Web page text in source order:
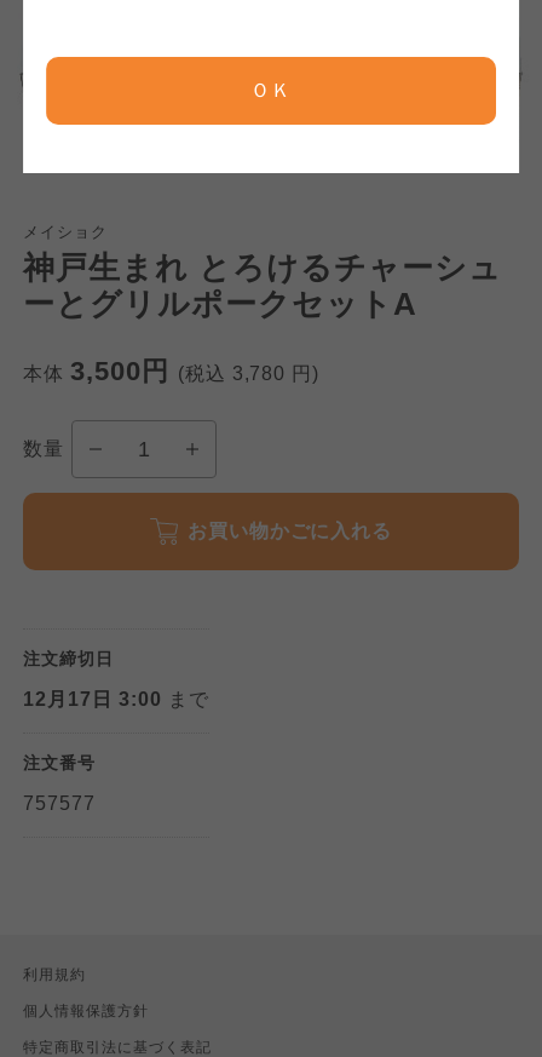
ＯＫ
メイショク
神戸生まれ とろけるチャーシュ
ーとグリルポークセットA
本体 3,500円 (税込 3,780 円)
数量
お買い物かごに入れる
注文締切日
12月17日 3:00 まで
注文番号
757577
利用規約
個人情報保護方針
特定商取引法に基づく表記
ならコープ
よどがわ市民生協
ならコープ
よどがわ市民生協
大阪いずみ市民生協
ならコープ
よどがわ市民生協